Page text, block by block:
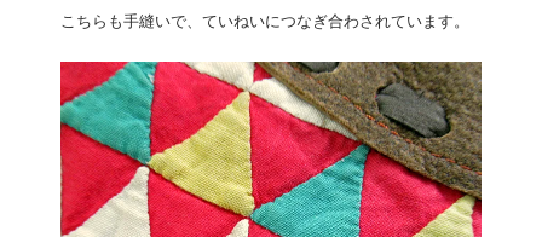
こちらも手縫いで、ていねいにつなぎ合わされています。